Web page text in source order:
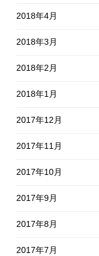
2018年4月
2018年3月
2018年2月
2018年1月
2017年12月
2017年11月
2017年10月
2017年9月
2017年8月
2017年7月